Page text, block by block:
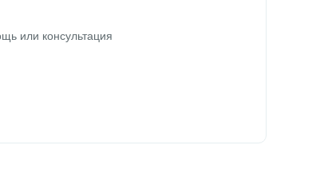
или консультация